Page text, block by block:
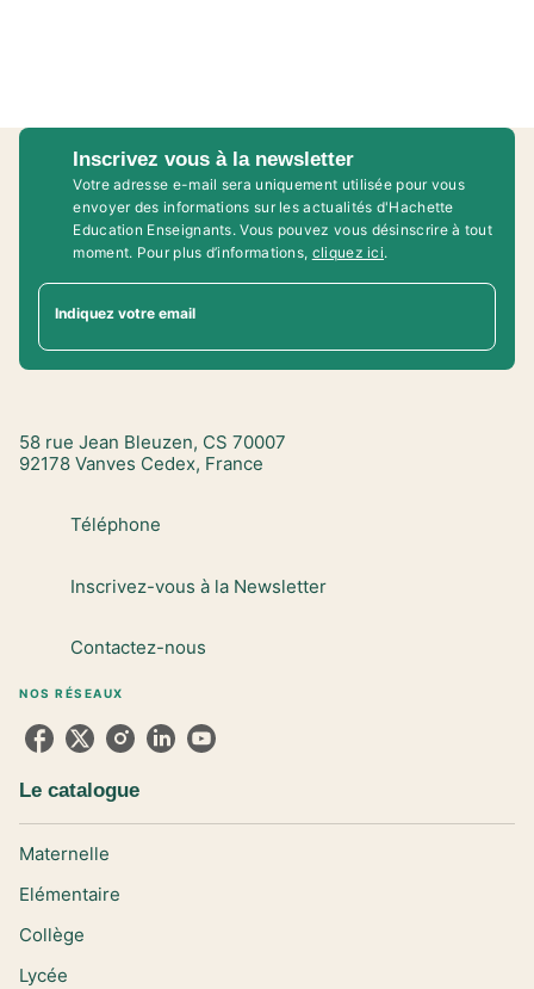
Inscrivez vous à la newsletter
Votre adresse e-mail sera uniquement utilisée pour vous
envoyer des informations sur les actualités d'Hachette
Education Enseignants. Vous pouvez vous désinscrire à tout
moment. Pour plus d’informations, cliquez ici.
Indiquez votre email
58 rue Jean Bleuzen, CS 70007
92178 Vanves Cedex, France
Téléphone
Inscrivez-vous à la Newsletter
Contactez-nous
NOS RÉSEAUX
Le catalogue
Maternelle
Elémentaire
Collège
Lycée